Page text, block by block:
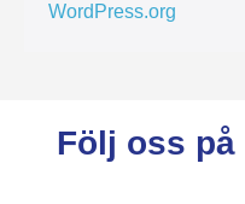
WordPress.org
Följ oss